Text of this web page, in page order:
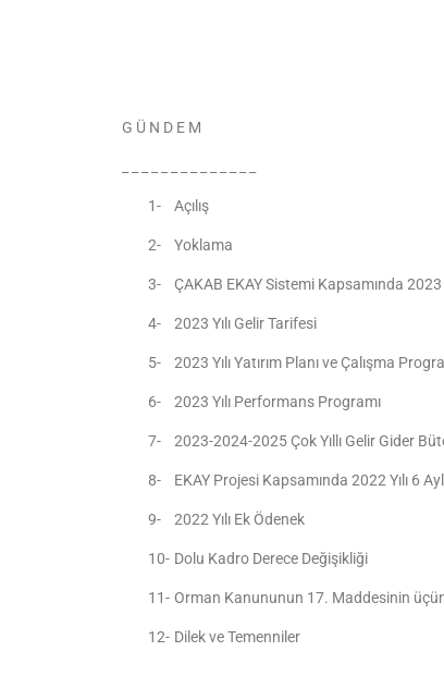
G Ü N D E M
1- Açılış
2- Yoklama
3- ÇAKAB EKAY Sistemi Kapsamında
4- 2023 Yılı Gelir Tarifesi
5- 2023 Yılı Yatırım Planı ve Çalışma
6- 2023 Yılı Performans Programı
7- 2023-2024-2025 Çok Yıllı Gelir Gider
8- EKAY Projesi Kapsamında 2022 Yılı 6
9- 2022 Yılı Ek Ödenek
10- Dolu Kadro Derece Değişikliği
11- Orman Kanununun 17. Maddesinin
12- Dilek ve Temenniler